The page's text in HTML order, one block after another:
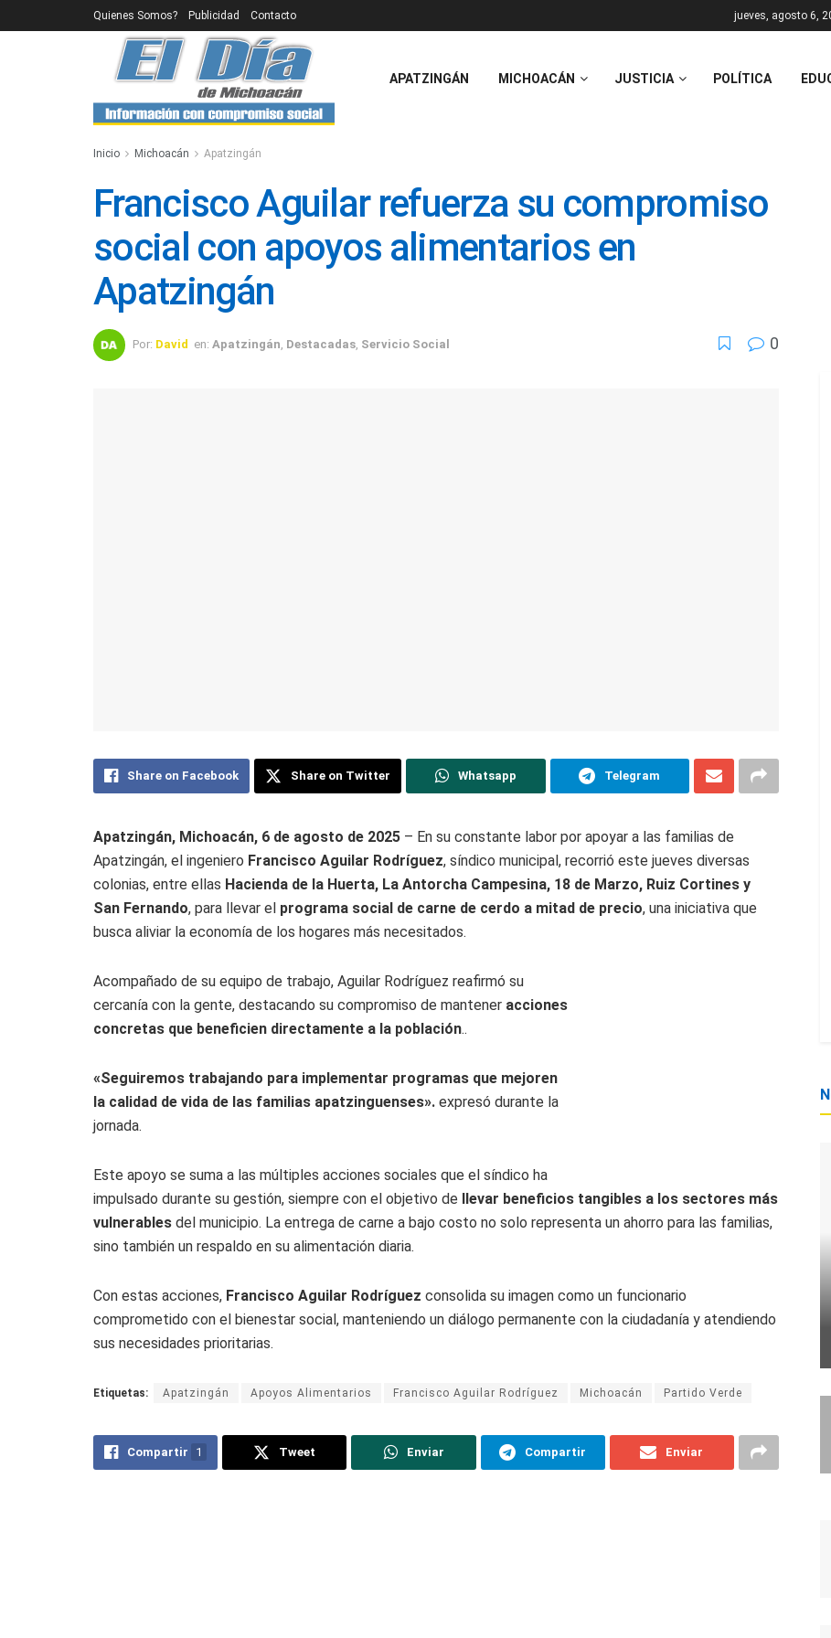
Quienes Somos? Publicidad Contacto jueves, agosto 6,
APATZINGÁN MICHOACÁN JUSTICIA POLÍTICA
Inicio Michoacán Apatzingán
Francisco Aguilar refuerza su compromiso
social con apoyos alimentarios en
Apatzingán
Por: David en: Apatzingán Destacadas Servicio Social 0
Share on Facebook Share on Twitter Whatsapp Telegram
Apatzingán, Michoacán, 6 de agosto de 2025 – En su constante labor por apoyar a las familias de
Apatzingán, el ingeniero Francisco Aguilar Rodríguez, síndico municipal, recorrió este jueves diversas
colonias, entre ellas Hacienda de la Huerta, La Antorcha Campesina, 18 de Marzo, Ruiz Cortines y
San Fernando, para llevar el programa social de carne de cerdo a mitad de precio, una iniciativa que
busca aliviar la economía de los hogares más necesitados.
Acompañado de su equipo de trabajo, Aguilar Rodríguez reafirmó su
cercanía con la gente, destacando su compromiso de mantener acciones
concretas que beneficien directamente a la población..
«Seguiremos trabajando para implementar programas que mejoren
la calidad de vida de las familias apatzinguenses». expresó durante la
jornada.
Este apoyo se suma a las múltiples acciones sociales que el síndico ha
impulsado durante su gestión, siempre con el objetivo de llevar beneficios tangibles a los sectores más
vulnerables del municipio. La entrega de carne a bajo costo no solo representa un ahorro para las familias,
sino también un respaldo en su alimentación diaria.
Con estas acciones, Francisco Aguilar Rodríguez consolida su imagen como un funcionario
comprometido con el bienestar social, manteniendo un diálogo permanente con la ciudadanía y atendiendo
sus necesidades prioritarias.
Etiquetas: Apatzingán Apoyos Alimentarios Francisco Aguilar Rodríguez Michoacán Partido Verde
Compartir 1 Tweet Enviar Compartir Enviar